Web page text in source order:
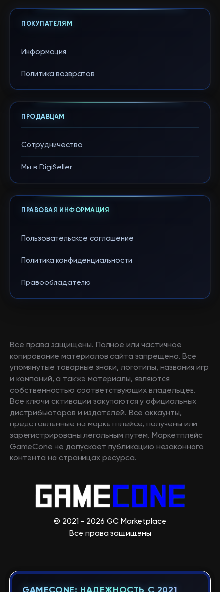
ПОКУПАТЕЛЯМ
Информация
Политика возвратов
ПРОДАВЦАМ
Сотрудничество
Мы в DigiSeller
ПРАВОВАЯ ИНФОРМАЦИЯ
Пользовательское соглашение
Политика конфиденциальности
Правообладателю
Все права защищены. Полное или частичное
копирование материалов сайта запрещено. Все
упомянутые товарные знаки, логотипы, названия игр
и компаний, а также материалы, являются
собственностью соответствующих владельцев.
Все ключи активации закупаются у официальных
дистрибьюторов и издателей. Все аккаунты,
представленные на маркетплейсе, получены или
зарегистрированы легальным путем. Маркетплейс
GameCone не допускает публикацию незаконного
контента на страницах ресурса.
© 2021 - 2026 GC Marketplace
Все права защищены
GAMECONE: НАДЕЖНОСТЬ С 2021